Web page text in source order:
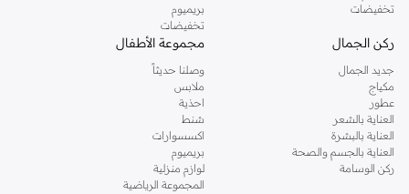
تخفيضات
بريميوم
تخفيضات
ركن الجمال
جديد الجمال
مكياج
عطور
العناية بالشعر
العناية بالبشرة
العناية بالجسم والصحة
ركن الوسامة
مجموعة الأطفال
وصلنا حديثاً
ملابس
احذية
شنط
اكسسوارات
بريميوم
لوازم منزلية
المجموعة الرياضية